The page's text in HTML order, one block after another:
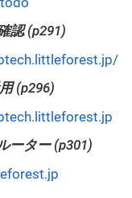
認 (p291)
(p296)
ーター (p301)